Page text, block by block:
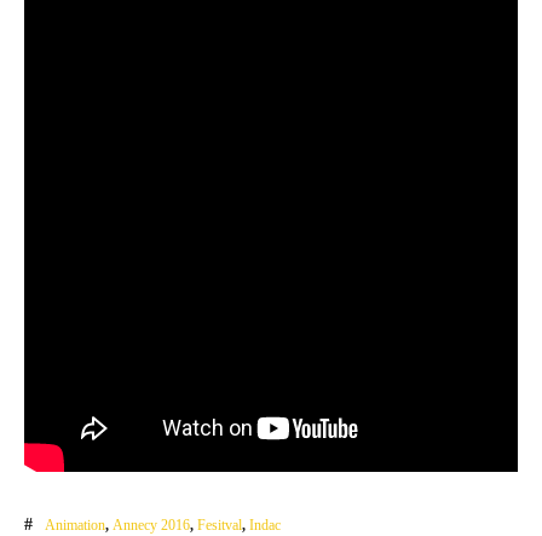
Animation, Annecy 2016, Fesitval, Indac